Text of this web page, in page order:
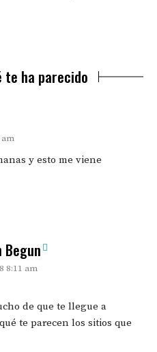
te ha parecido
am
y esto me viene
Begun
8:11 am
de que te llegue a
te parecen los sitios que